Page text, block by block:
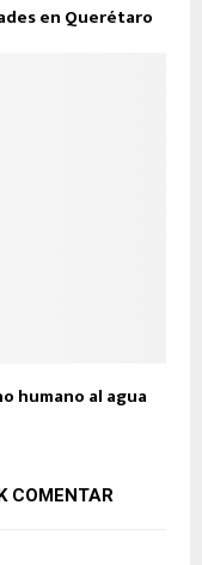
en Querétaro
humano al agua
COMENTAR